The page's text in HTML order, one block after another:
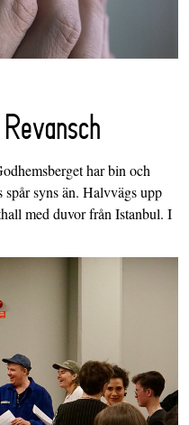
har bin och
spår syns än. Halvvägs upp
med duvor från Istanbul. I